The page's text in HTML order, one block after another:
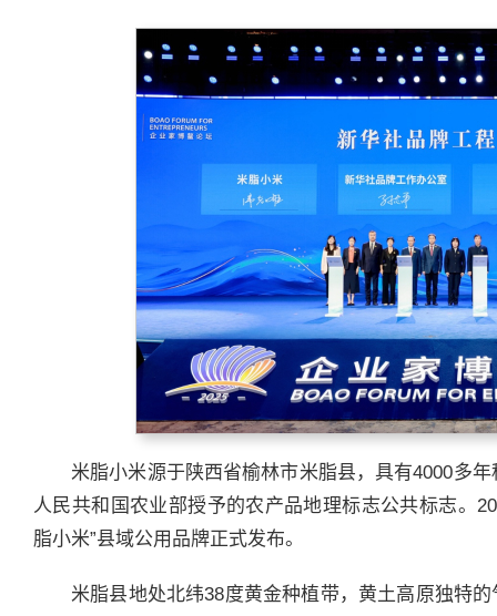
米脂小米源于陕西省榆林市米脂县，具有4000多
人民共和国农业部授予的农产品地理标志公共标志。
脂小米”县域公用品牌正式发布。
米脂县地处北纬38度黄金种植带，黄土高原独特